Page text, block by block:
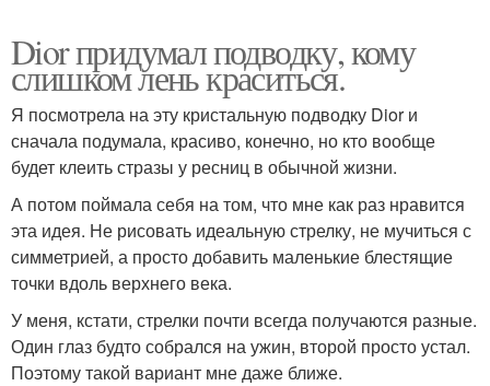
Dior придумал подводку, кому
слишком лень краситься.
Я посмотрела на эту кристальную подводку Dior и
сначала подумала, красиво, конечно, но кто вообще
будет клеить стразы у ресниц в обычной жизни.
А потом поймала себя на том, что мне как раз нравится
эта идея. Не рисовать идеальную стрелку, не мучиться с
симметрией, а просто добавить маленькие блестящие
точки вдоль верхнего века.
У меня, кстати, стрелки почти всегда получаются разные.
Один глаз будто собрался на ужин, второй просто устал.
Поэтому такой вариант мне даже ближе.